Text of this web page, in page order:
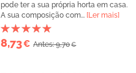
pode ter a sua própria horta em casa.
A sua composição com... [Ler mais]
8,73€ Antes: 9,70€